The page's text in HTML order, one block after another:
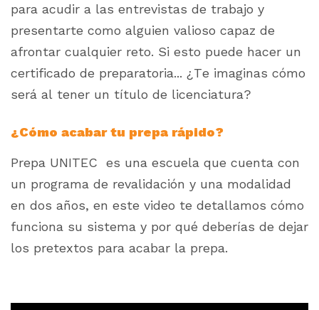
para acudir a las entrevistas de trabajo y
presentarte como alguien valioso capaz de
afrontar cualquier reto. Si esto puede hacer un
certificado de preparatoria... ¿Te imaginas cómo
será al tener un título de licenciatura?
¿Cómo acabar tu prepa rápido?
Prepa UNITEC es una escuela que cuenta con
un programa de revalidación y una modalidad
en dos años, en este video te detallamos cómo
funciona su sistema y por qué deberías de dejar
los pretextos para acabar la prepa.